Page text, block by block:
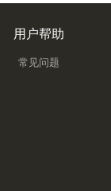
用户帮助
常见问题